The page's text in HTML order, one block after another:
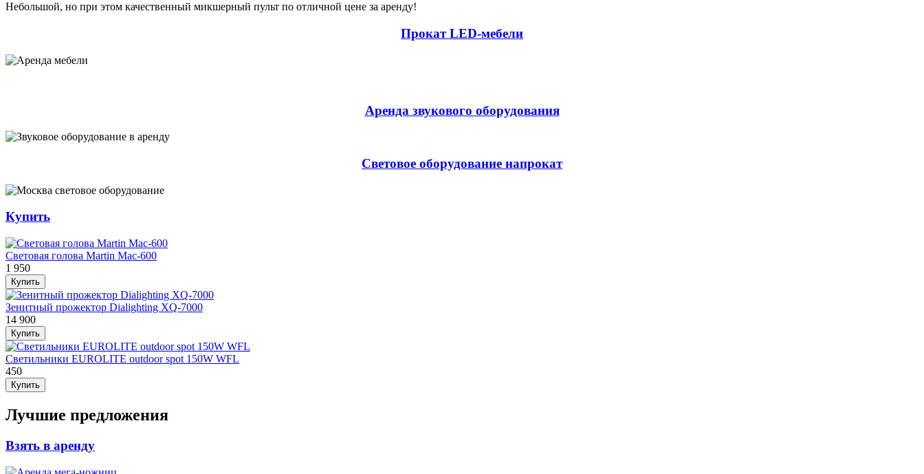
Небольшой, но при этом качественный микшерный пульт по отличной цене за аренду!
Прокат LED-мебели
Аренда звукового оборудования
Световое оборудование напрокат
Купить
Световая голова Martin Mac-600
1 950
Купить
Зенитный прожектор Dialighting XQ-7000
14 900
Купить
Светильники EUROLITE outdoor spot 150W WFL
450
Купить
Лучшие предложения
Взять в аренду